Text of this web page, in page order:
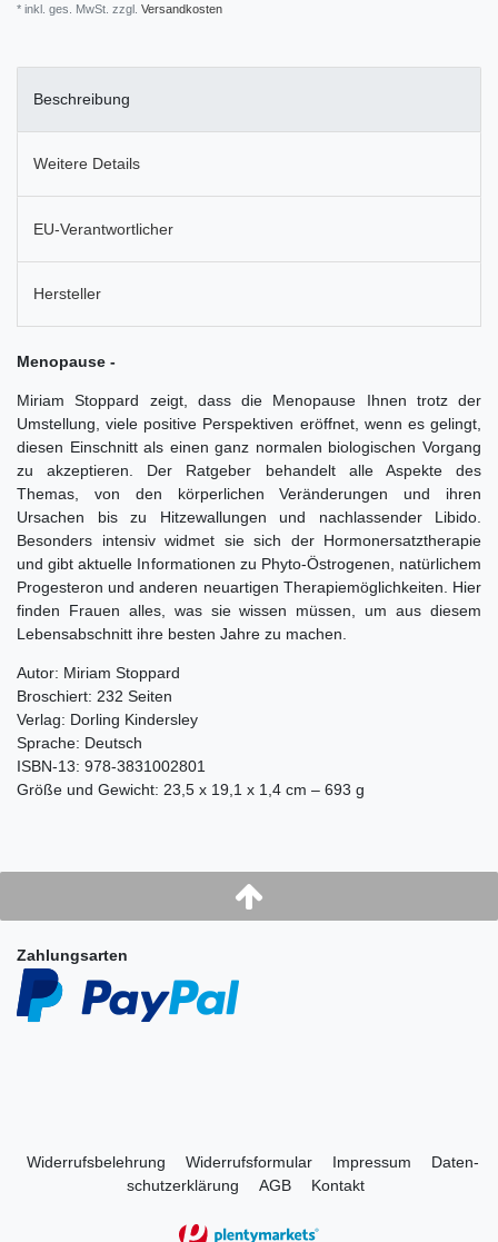
* inkl. ges. MwSt. zzgl. Versandkosten
Beschreibung
Weitere Details
EU-Verantwortlicher
Hersteller
Menopause -
Miriam Stoppard zeigt, dass die Menopause Ihnen trotz der
Umstellung, viele positive Perspektiven eröffnet, wenn es gelingt,
diesen Einschnitt als einen ganz normalen biologischen Vorgang
zu akzeptieren. Der Ratgeber behandelt alle Aspekte des
Themas, von den körperlichen Veränderungen und ihren
Ursachen bis zu Hitzewallungen und nachlassender Libido.
Besonders intensiv widmet sie sich der Hormonersatztherapie
und gibt aktuelle Informationen zu Phyto-Östrogenen, natürlichem
Progesteron und anderen neuartigen Therapiemöglichkeiten. Hier
finden Frauen alles, was sie wissen müssen, um aus diesem
Lebensabschnitt ihre besten Jahre zu machen.
Autor: Miriam Stoppard
Broschiert: 232 Seiten
Verlag: Dorling Kindersley
Sprache: Deutsch
ISBN-13: 978-3831002801
Größe und Gewicht: 23,5 x 19,1 x 1,4 cm – 693 g
Zahlungsarten
Widerrufs­belehrung Widerrufs­formular Impressum
Daten­
schutz­erklärung
AGB Kontakt